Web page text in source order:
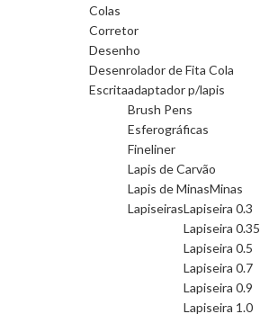
Colas
Corretor
Desenho
Desenrolador de Fita Cola
Escritaadaptador p/lapis
Brush Pens
Esferográficas
Fineliner
Lapis de Carvão
Lapis de MinasMinas
LapiseirasLapiseira 0.3
Lapiseira 0.35
Lapiseira 0.5
Lapiseira 0.7
Lapiseira 0.9
Lapiseira 1.0